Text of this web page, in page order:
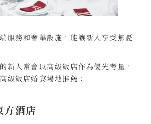
服務和奢華設施，能讓新人享受無憂
新人常會以高級飯店作為優先考量，
級飯店婚宴場地推薦：
方酒店